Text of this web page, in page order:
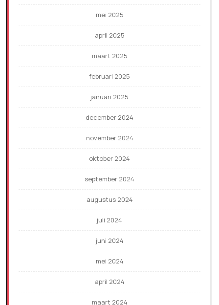
mei 2025
april 2025
maart 2025
februari 2025
januari 2025
december 2024
november 2024
oktober 2024
september 2024
augustus 2024
juli 2024
juni 2024
mei 2024
april 2024
maart 2024